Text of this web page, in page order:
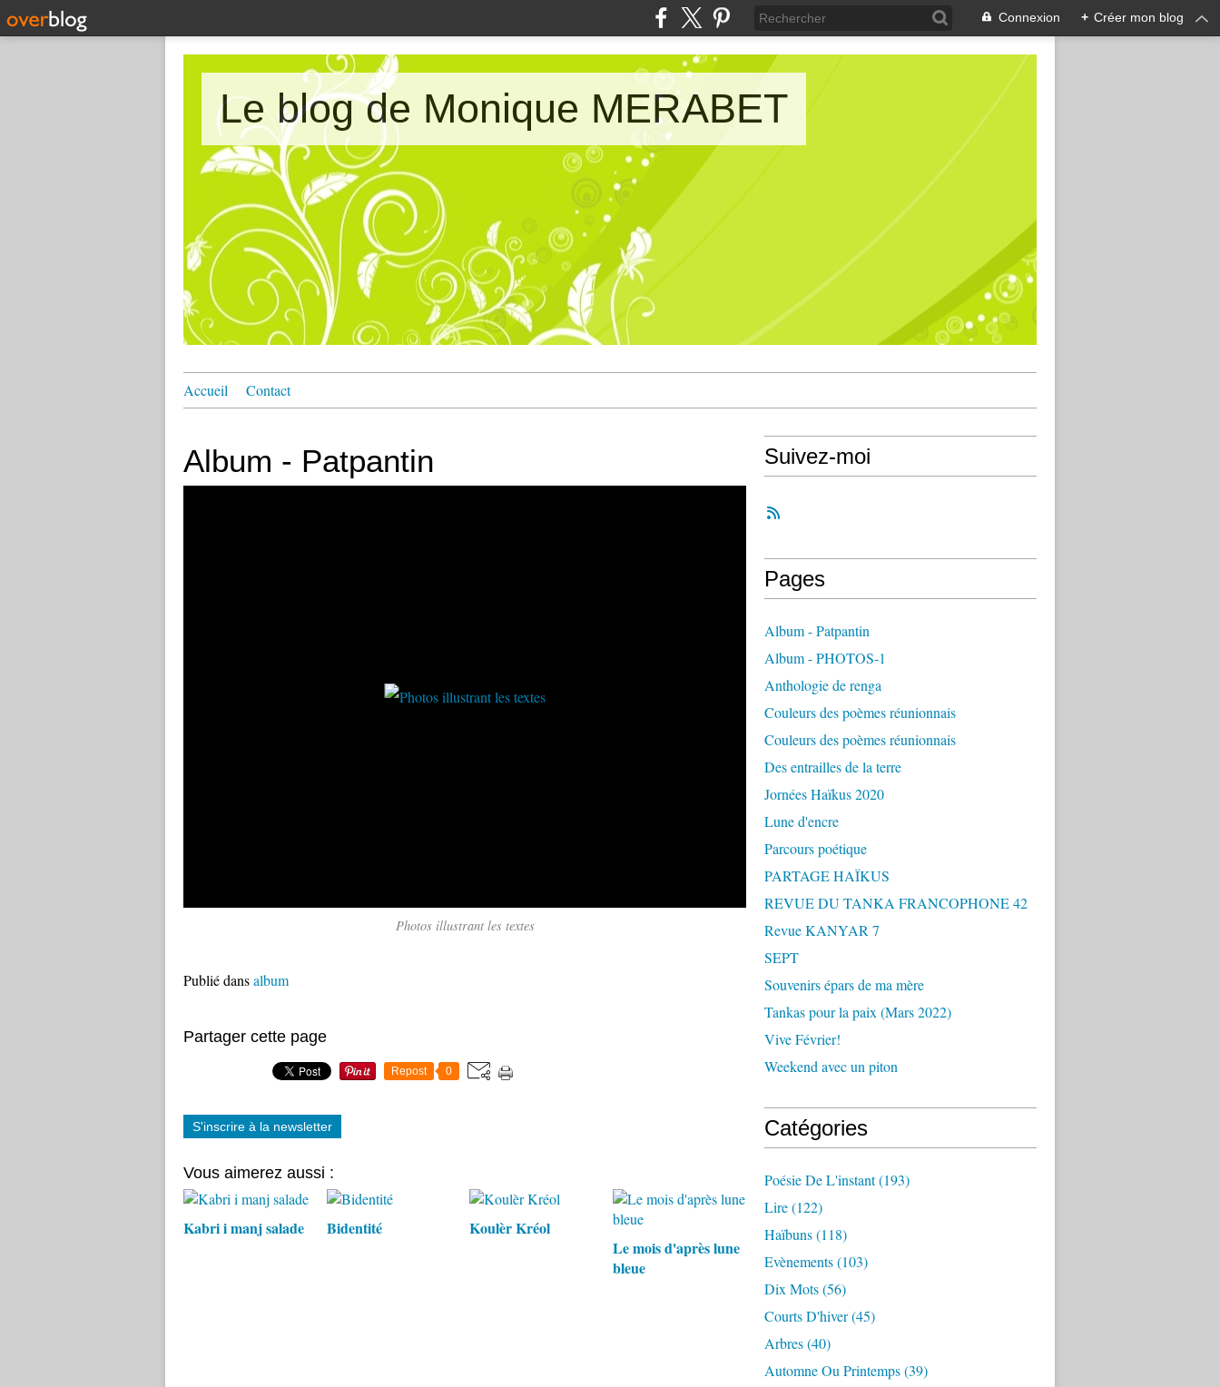
Connexion + Créer mon blog
Le blog de Monique MERABET
Accueil Contact
Album - Patpantin
Photos illustrant les textes
Publié dansalbum
Partager cette page
Repost 0
S'inscrire à la newsletter
Vous aimerez aussi :
Kabri i manj salade Bidentité
Koulèr Kréol
Le mois d'après lune
bleue
Suivez-moi
Pages
Album - Patpantin
Album - PHOTOS-1
Anthologie de renga
Couleurs des poèmes réunionnais
Couleurs des poèmes réunionnais
Des entrailles de la terre
Jornées Haïkus 2020
Lune d'encre
Parcours poétique
PARTAGE HAÏKUS
REVUE DU TANKA FRANCOPHONE 42
Revue KANYAR 7
SEPT
Souvenirs épars de ma mère
Tankas pour la paix (Mars 2022)
Vive Février!
Weekend avec un piton
Catégories
Poésie De L'instant(193)
Lire(122)
Haïbuns(118)
Evènements(103)
Dix Mots(56)
Courts D'hiver(45)
Arbres(40)
Automne Ou Printemps(39)